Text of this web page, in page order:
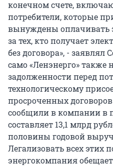
конечном счете,
потребители, которые
вынуждены оплачивать
за тех, кто получает
без договора», -
само «Ленэнерго» также
задолженности перед
технологическому
просроченных
сообщили в компании в
составляет 13,1 млрд
половины годовой
Легализовать всех этих
энергокомпания обещает